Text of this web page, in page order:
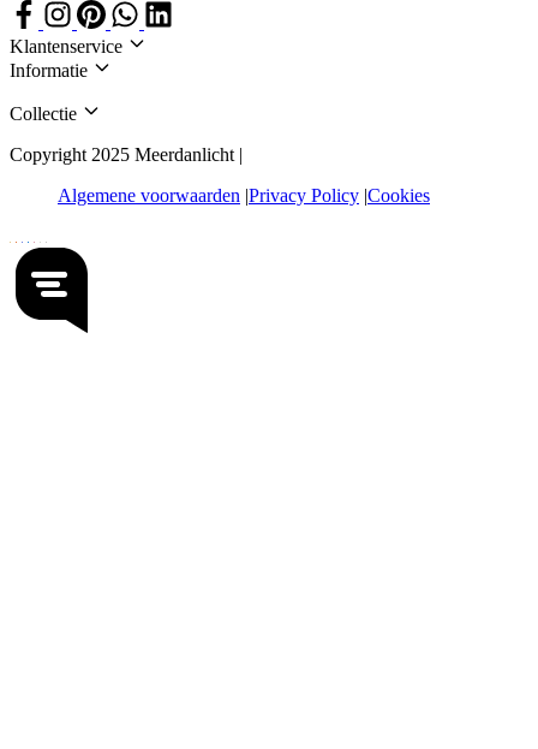
Klantenservice
Informatie
Collectie
Copyright 2025 Meerdanlicht |
Algemene voorwaarden Privacy Policy Cookies